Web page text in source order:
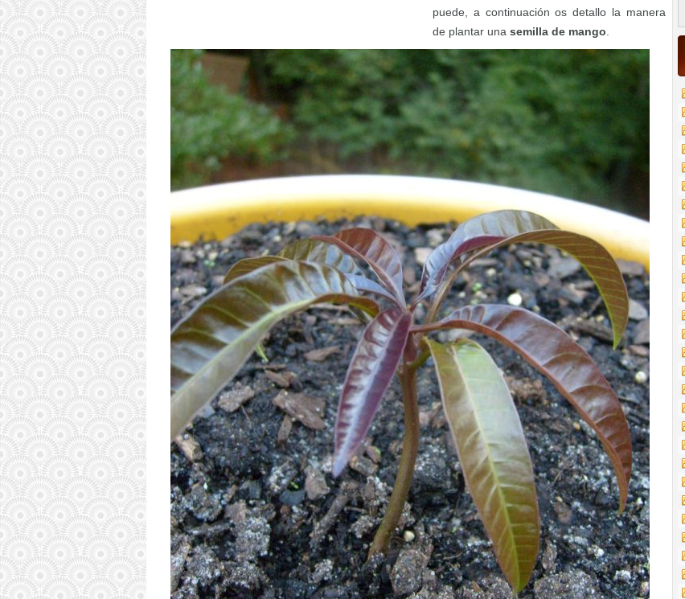
puede, a continuación os detallo la manera
de plantar una semilla de mango